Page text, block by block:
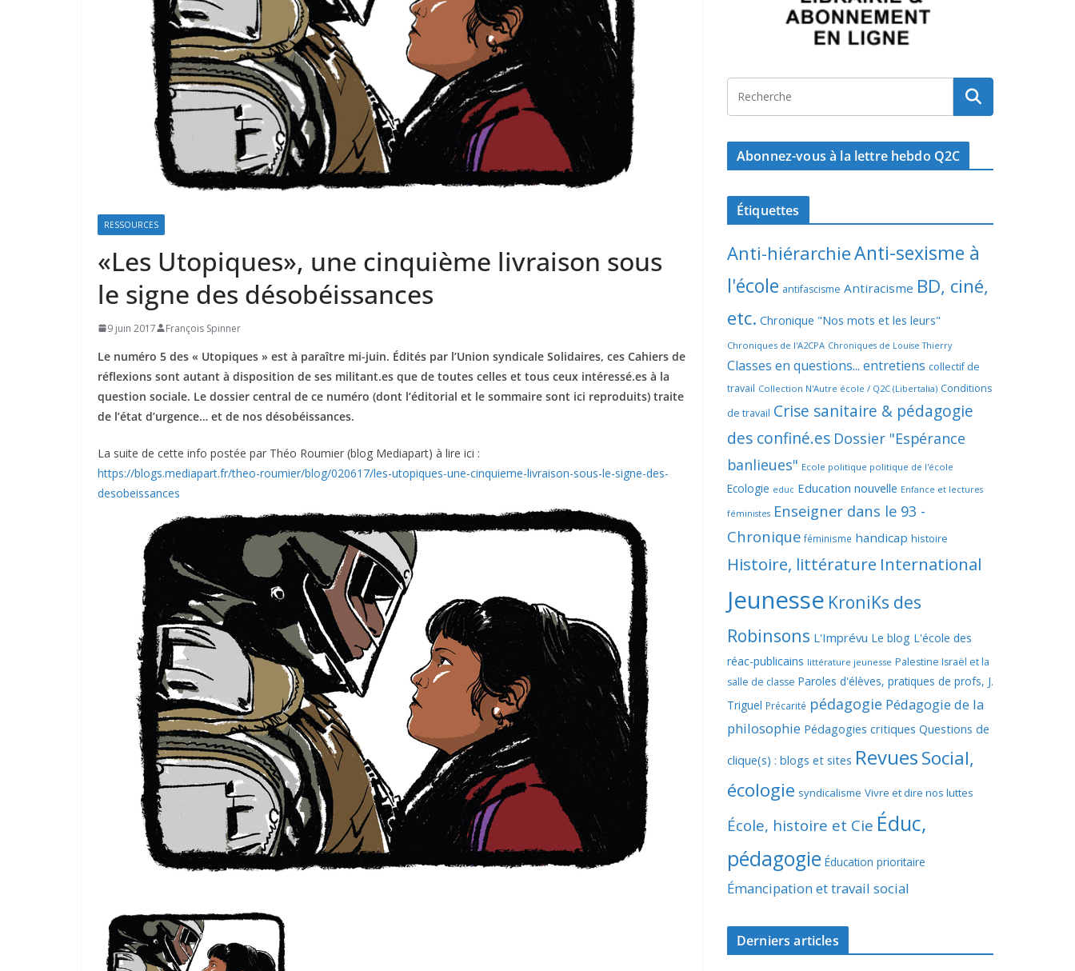
RESSOURCES
«Les Utopiques», une cinquième livraison sous
le signe des désobéissances
9 juin 2017 François Spinner
Le numéro 5 des « Utopiques » est à paraître mi-juin. Édités par l’Union syndicale Solidaires, ces Cahiers de
réflexions sont autant à disposition de ses militant.es que de toutes celles et tous ceux intéressé.es à la
question sociale. Le dossier central de ce numéro (dont l’éditorial et le sommaire sont ici reproduits) traite
de l’état d’urgence… et de nos désobéissances.
La suite de cette info postée par Théo Roumier (blog Mediapart) à lire ici :
https://blogs.mediapart.fr/theo-roumier/blog/020617/les-utopiques-une-cinquieme-livraison-sous-le-signe-des-
desobeissances
Abonnez-vous à la lettre hebdo Q2C
Étiquettes
Anti-hiérarchieAnti-sexisme à
l'école antifascisme Antiracisme BD, ciné,
etc. Chronique "Nos mots et les leurs"
Chroniques de l'A2CPA Chroniques de Louise Thierry
Classes en questions... entretiens collectif de
travail Collection N'Autre école / Q2C (Libertalia) Conditions
de travail Crise sanitaire & pédagogie
des confiné.es Dossier "Espérance
banlieues" Ecole politique politique de l'école
Ecologie educ Education nouvelle Enfance et lectures
féministes Enseigner dans le 93 -
Chronique féminisme handicap histoire
Histoire, littérature International
Jeunesse KroniKs des
Robinsons L'Imprévu Le blog L'école des
réac-publicains littérature jeunesse Palestine Israël et la
salle de classe Paroles d'élèves, pratiques de profs, J.
Triguel Précarité pédagogie Pédagogie de la
philosophie Pédagogies critiques Questions de
clique(s) : blogs et sites RevuesSocial,
écologie syndicalisme Vivre et dire nos luttes
École, histoire et Cie Éduc,
pédagogie Éducation prioritaire
Émancipation et travail social
Derniers articles